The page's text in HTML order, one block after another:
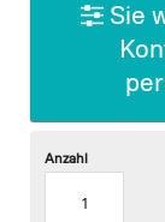
Sie
Anzahl